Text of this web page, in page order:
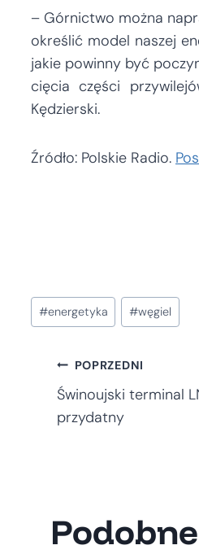
– Górnictwo można
określić model naszej
jakie powinny być
cięcia części
Kędzierski.
Źródło: Polskie Radio.
Tagi
wpisu:
#energetyka #węgiel
wpisu
POPRZEDNI
Świnoujski terminal
przydatny